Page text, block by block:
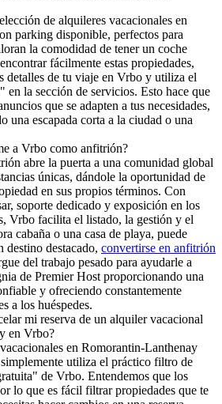
de alquileres vacacionales en
parking disponible, perfectos para
la comodidad de tener un coche
fácilmente estas propiedades,
detalles de tu viaje en Vrbo y utiliza el
la sección de servicios. Esto hace que
que se adapten a tus necesidades,
una escapada corta a la ciudad o una
a Vrbo como anfitrión?
abre la puerta a una comunidad global
únicas, dándole la oportunidad de
en sus propios términos. Con
soporte dedicado y exposición en los
Vrbo facilita el listado, la gestión y el
cabaña o una casa de playa, puede
destino destacado, convertirse en anfitrión
del trabajo pesado para ayudarle a
de Premier Host proporcionando una
y ofreciendo constantemente
a los huéspedes.
mi reserva de un alquiler vacacional
en Vrbo?
en Romorantin-Lanthenay
utiliza el práctico filtro de
de Vrbo. Entendemos que los
lo que es fácil filtrar propiedades que te